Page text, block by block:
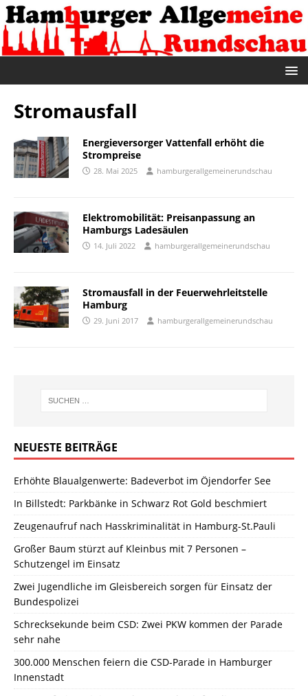
Stromausfall
Energieversorger Vattenfall erhöht die
Strompreise
28. Mai 2025 hamburgerallgemeinerundschau
Elektromobilität: Preisanpassung an
Hamburgs Ladesäulen
14. Juli 2022 hamburgerallgemeinerundschau
Stromausfall in der Feuerwehrleitstelle
Hamburg
29. Juni 2017 hamburgerallgemeinerundschau
NEUESTE BEITRÄGE
Erhöhte Blaualgenwerte: Badeverbot im Öjendorfer See
In Billstedt: Parkbänke in Schwarz Rot Gold beschmiert
Zeugenaufruf nach Hasskriminalität in Hamburg-St.Pauli
Großer Baum stürzt auf Kleinbus mit 7 Personen –
Schutzengel im Einsatz
Zwei Jugendliche im Gleisbereich sorgen für Einsatz der
Bundespolizei
Schrecksekunde beim CSD: Zwei PKW kommen der Parade
sehr nahe
300.000 Menschen feiern die CSD-Parade in Hamburger
Innenstadt